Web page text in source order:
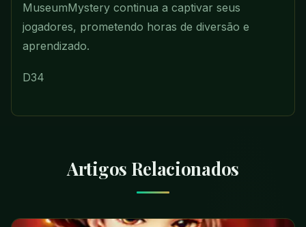
MuseumMystery continua a captivar seus
jogadores, prometendo horas de diversão e
aprendizado.
D34
Artigos Relacionados